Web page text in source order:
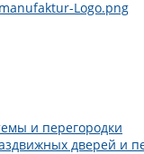
и перегородки
дверей и